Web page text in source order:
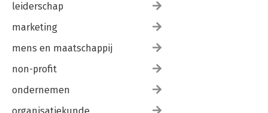
leiderschap
marketing
mens en maatschappij
non-profit
ondernemen